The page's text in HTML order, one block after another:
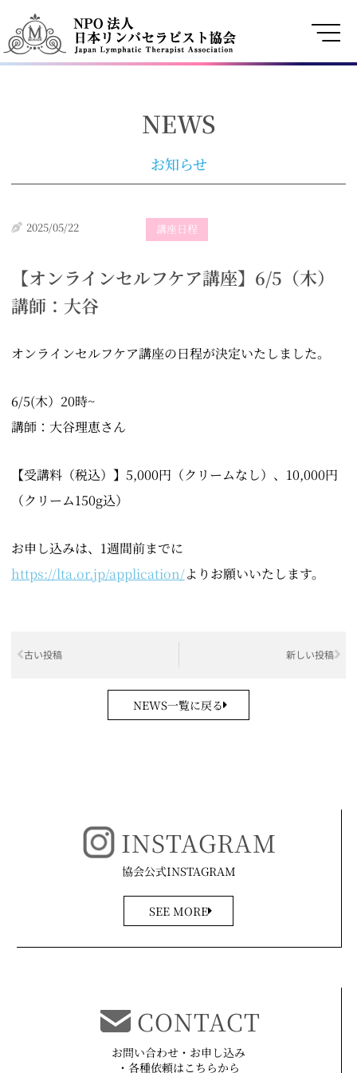
容
を
NEWS
お知らせ
2025/05/22 講座日程
【オンラインセルフケア講座】6/5（木）
講師：大谷
オンラインセルフケア講座の日程が決定いたしました。
6/5(木）20時~
講師：大谷理恵さん
【受講料（税込）】5,000円（クリームなし）、10,000円
（クリーム150g込）
お申し込みは、1週間前までに
https://lta.or.jp/application/よりお願いいたします。
Prev
古い投稿 新しい投稿
NEWS一覧に戻る
INSTAGRAM
協会公式INSTAGRAM
SEE MORE
CONTACT
お問い合わせ・お申し込み
・各種依頼はこちらから